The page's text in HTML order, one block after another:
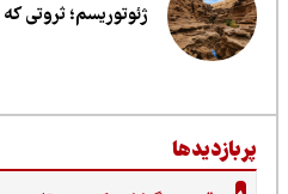
ژئوتوریسم؛ ثروتی که